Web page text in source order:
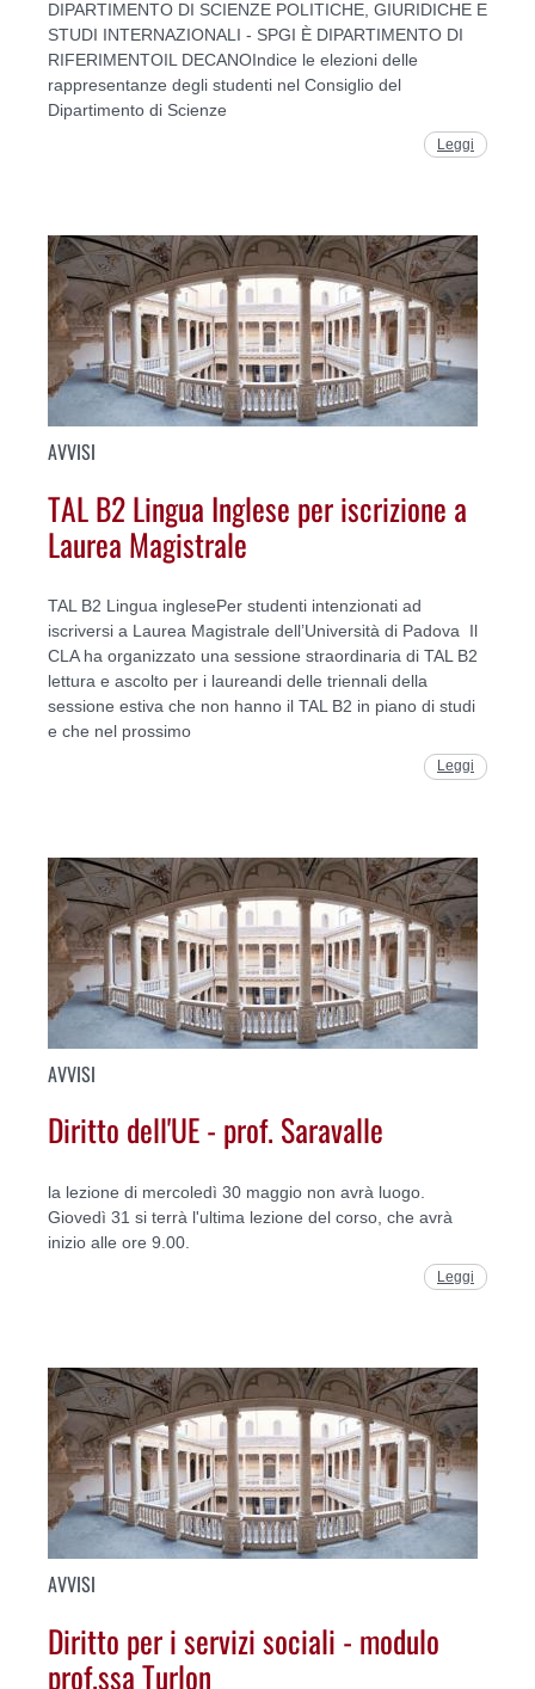
DIPARTIMENTO DI SCIENZE POLITICHE, GIURIDICHE E
STUDI INTERNAZIONALI - SPGI È DIPARTIMENTO DI
RIFERIMENTOIL DECANOIndice le elezioni delle
rappresentanze degli studenti nel Consiglio del
Dipartimento di Scienze
Leggi
AVVISI
TAL B2 Lingua Inglese per iscrizione a
Laurea Magistrale
TAL B2 Lingua inglesePer studenti intenzionati ad
iscriversi a Laurea Magistrale dell’Università di Padova Il
CLA ha organizzato una sessione straordinaria di TAL B2
lettura e ascolto per i laureandi delle triennali della
sessione estiva che non hanno il TAL B2 in piano di studi
e che nel prossimo
Leggi
AVVISI
Diritto dell'UE - prof. Saravalle
la lezione di mercoledì 30 maggio non avrà luogo.
Giovedì 31 si terrà l'ultima lezione del corso, che avrà
inizio alle ore 9.00.
Leggi
AVVISI
Diritto per i servizi sociali - modulo
prof.ssa Turlon